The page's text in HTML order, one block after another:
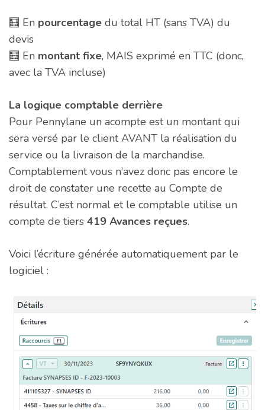
🧮 En pourcentage du total HT (sans TVA) du
devis
🧮 En montant fixe, MAIS exprimé en TTC (donc,
avec la TVA incluse)
La logique comptable derrière
Pour Pennylane un acompte est un montant qui
sera versé par le client AVANT la réalisation du
service ou la livraison de la marchandise.
Comptablement vous n’avez donc pas encore le
droit de constater une recette au Compte de
résultat. C’est normal et le comptable utilise un
compte de tiers 419 Avances reçues.
Voici l’écriture générée automatiquement par le
logiciel :